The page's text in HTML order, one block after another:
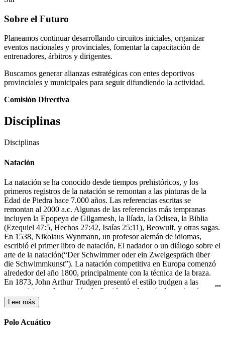
Sobre el Futuro
Planeamos continuar desarrollando circuitos iniciales, organizar
eventos nacionales y provinciales, fomentar la capacitación de
entrenadores, árbitros y dirigentes.
Buscamos generar alianzas estratégicas con entes deportivos
provinciales y municipales para seguir difundiendo la actividad.
Comisión Directiva
Disciplinas
Disciplinas
Natación
La natación se ha conocido desde tiempos prehistóricos, y los
primeros registros de la natación se remontan a las pinturas de la
Edad de Piedra hace 7.000 años. Las referencias escritas se
remontan al 2000 a.c. Algunas de las referencias más tempranas
incluyen la Epopeya de Gilgamesh, la Ilíada, la Odisea, la Biblia
(Ezequiel 47:5, Hechos 27:42, Isaías 25:11), Beowulf, y otras sagas.
En 1538, Nikolaus Wynmann, un profesor alemán de idiomas,
escribió el primer libro de natación, El nadador o un diálogo sobre el
arte de la natación(“Der Schwimmer oder ein Zweigespräch über
die Schwimmkunst”). La natación competitiva en Europa comenzó
alrededor del año 1800, principalmente con la técnica de la braza.
En 1873, John Arthur Trudgen presentó el estilo trudgen a las
competiciones de natación de Occidente, después de copiar el estilo
crol utilizado por los nativos americanos. Debido a la indiferencia
británica para las salpicaduras, Trudgen empleó una patada de tijera
en lugar de la patada de estilo crol. La natación formó parte de los
primeros Juegos Olímpicos modernos en 1896 en Atenas. En 1902
Leer más
Polo Acuático